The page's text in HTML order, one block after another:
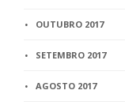
OUTUBRO 2017
SETEMBRO 2017
AGOSTO 2017